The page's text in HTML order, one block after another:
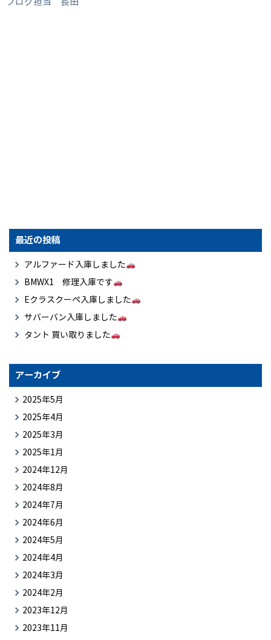
最近の投稿
アルファード入庫しました
BMWX1 修理入庫です
Eクラスクーペ入庫しました
サバーバン入庫しました
タント 買い取りました
アーカイブ
2025年5月
2025年4月
2025年3月
2025年1月
2024年12月
2024年8月
2024年7月
2024年6月
2024年5月
2024年4月
2024年3月
2024年2月
2023年12月
2023年11月